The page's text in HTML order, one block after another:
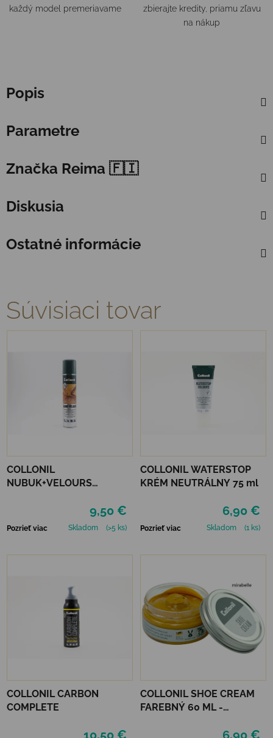
každý model premeriavame
zbierajte kredity, priamu zľavu
na nákup
Popis
Parametre
Značka Reima 🇫🇮
Diskusia
Ostatné informácie
Súvisiaci tovar
COLLONIL
NUBUK+VELOURS
9,50 €
Pozrieť viac Skladom (>5 ks)
COLLONIL WATERSTOP
KRÉM NEUTRÁLNY 75 ml
6,90 €
Pozrieť viac Skladom (1 ks)
COLLONIL CARBON
COMPLETE
10,50 €
COLLONIL SHOE CREAM
FAREBNÝ 60 ML -
6,90 €